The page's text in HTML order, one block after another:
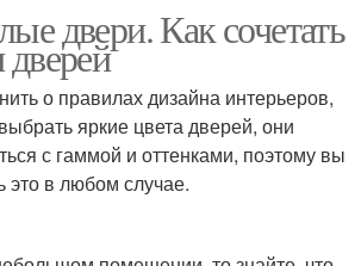
двери. Как сочетать
о правилах дизайна интерьеров,
яркие цвета дверей, они
с гаммой и оттенками, поэтому вы
в любом случае.